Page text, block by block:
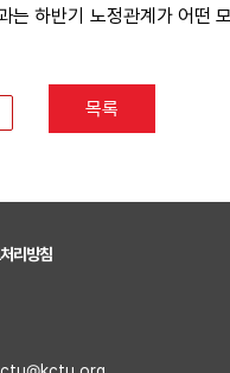
하반기 노정관계가 어떤
목록
리방침